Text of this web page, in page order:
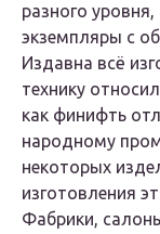
разного
экземпляры с
Издавна всё
технику
как финифть
народному
некоторых
изготовления
Фабрики,